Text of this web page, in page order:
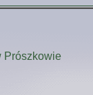
Prószkowie